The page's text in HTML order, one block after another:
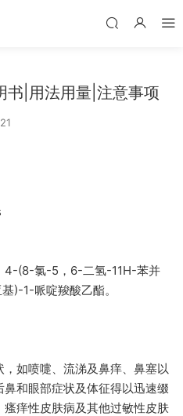
书|用法用量|注意事项
21
4-(8-氯-5，6-二氢-11H-苯并
)-1-哌啶羧酸乙酯。
如喷嚏、流涕及鼻痒、鼻塞以
和眼部症状及体征得以迅速缀
痒性皮肤病及其他过敏性皮肤